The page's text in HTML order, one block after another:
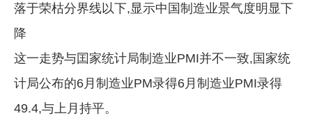
落于荣枯分界线以下,显示中国制造业景气度明显下
降
这一走势与囯家统计局制造业PMI并不一致,国家统
计局公布的6月制造业PM录得6月制造业PMI录得
49.4,与上月持平。